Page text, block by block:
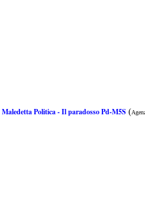
Maledetta Politica - Il paradosso Pd-M5S (